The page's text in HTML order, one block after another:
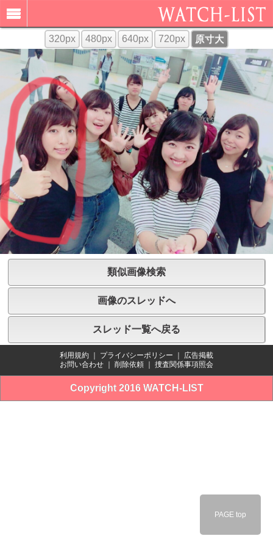
320px 480px 640px 720px 原寸大
類似画像検索
画像のスレッドへ
スレッド一覧へ戻る
利用規約 ｜ プライバシーポリシー ｜ 広告掲載
お問い合わせ ｜ 削除依頼 ｜ 捜査関係事項照会
Copyright 2016 WATCH-LIST
PAGE top